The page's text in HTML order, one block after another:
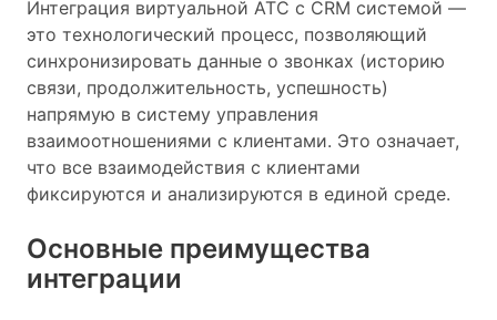
Интеграция виртуальной АТС с CRM системой —
это технологический процесс, позволяющий
синхронизировать данные о звонках (историю
связи, продолжительность, успешность)
напрямую в систему управления
взаимоотношениями с клиентами. Это означает,
что все взаимодействия с клиентами
фиксируются и анализируются в единой среде.
Основные преимущества
интеграции